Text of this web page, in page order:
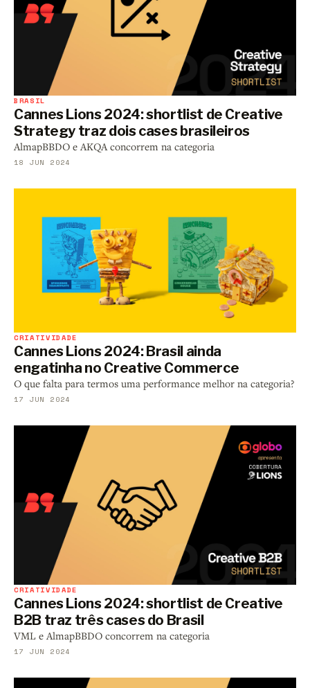
BRASIL
Cannes Lions 2024: shortlist de Creative
Strategy traz dois cases brasileiros
AlmapBBDO e AKQA concorrem na categoria
18 JUN 2024
CRIATIVIDADE
Cannes Lions 2024: Brasil ainda
engatinha no Creative Commerce
O que falta para termos uma performance melhor na categoria?
17 JUN 2024
CRIATIVIDADE
Cannes Lions 2024: shortlist de Creative
B2B traz três cases do Brasil
VML e AlmapBBDO concorrem na categoria
17 JUN 2024